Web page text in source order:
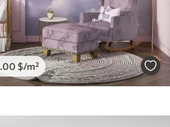
.00 $/m²